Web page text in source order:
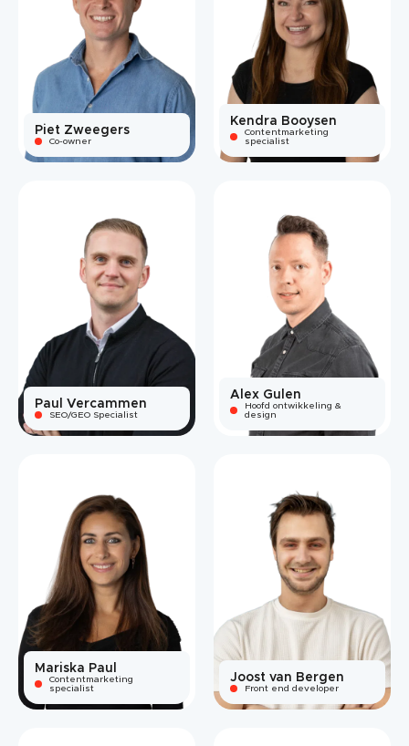
Piet Zweegers
Co-owner
Kendra Booysen
Contentmarketing
specialist
Paul Vercammen
SEO/GEO Specialist
Alex Gulen
Hoofd ontwikkeling &
design
Mariska Paul
Contentmarketing
specialist
Joost van Bergen
Front end developer